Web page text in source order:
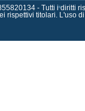
- Tutti i diritti
rispettivi titolari. L'uso